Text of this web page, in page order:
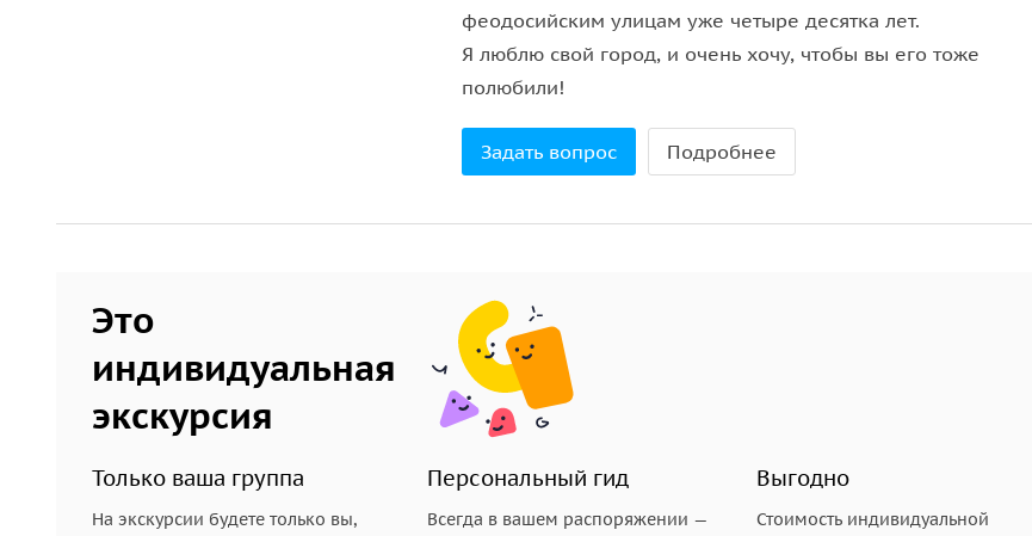
феодосийским улицам уже четыре десятка лет.
Я люблю свой город, и очень хочу, чтобы вы его тоже
полюбили!
Задать вопрос Подробнее
Это
индивидуальная
экскурсия
Только ваша группа
На экскурсии будете только вы,
Персональный гид
Всегда в вашем распоряжении —
Выгодно
Стоимость индивидуальной